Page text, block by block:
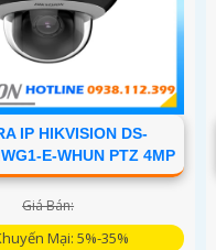
IP HIKVISION DS-
E-WHUN PTZ 4MP
Giá Bán:
Mại: 5%-35%